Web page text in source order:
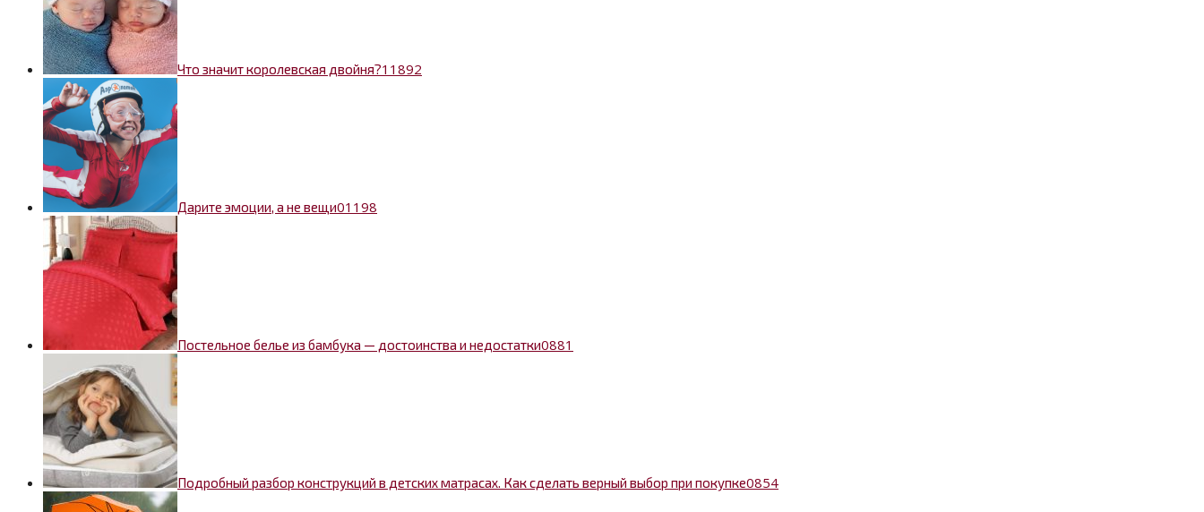
Что значит королевская двойня?1 1892
Дарите эмоции, а не вещи01198
Постельное белье из бамбука — достоинства и недостатки0881
Подробный разбор конструкций в детских матрасах. Как сделать верный выбор при покупке0854